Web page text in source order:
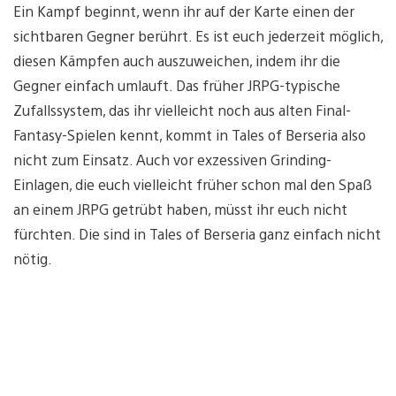
Ein Kampf beginnt, wenn ihr auf der Karte einen der
sichtbaren Gegner berührt. Es ist euch jederzeit möglich,
diesen Kämpfen auch auszuweichen, indem ihr die
Gegner einfach umlauft. Das früher JRPG-typische
Zufallssystem, das ihr vielleicht noch aus alten Final-
Fantasy-Spielen kennt, kommt in Tales of Berseria also
nicht zum Einsatz. Auch vor exzessiven Grinding-
Einlagen, die euch vielleicht früher schon mal den Spaß
an einem JRPG getrübt haben, müsst ihr euch nicht
fürchten. Die sind in Tales of Berseria ganz einfach nicht
nötig.